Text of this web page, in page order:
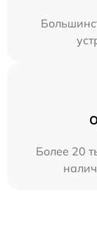
Более 20